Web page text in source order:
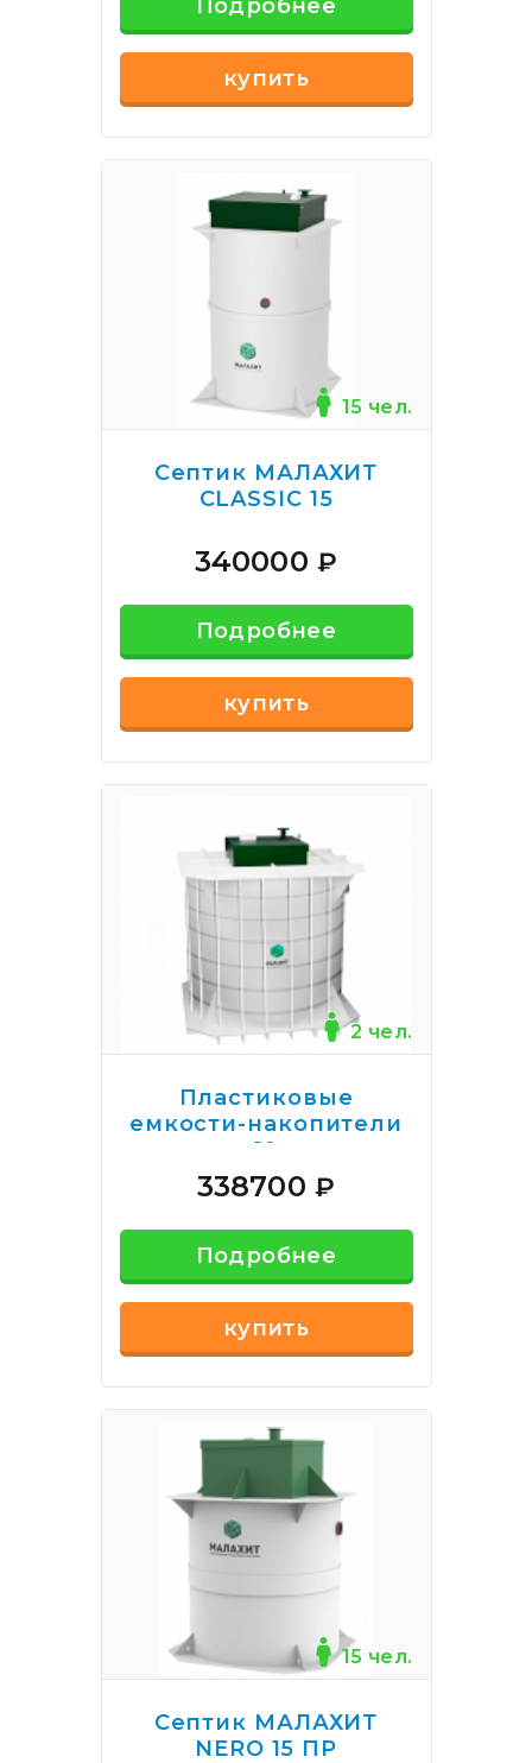
Подробнее
купить
15 чел.
Септик МАЛАХИТ
CLASSIC 15
340000₽
Подробнее
купить
2 чел.
Пластиковые
емкости-накопители
10
338700₽
Подробнее
купить
15 чел.
Септик МАЛАХИТ
NERO 15 ПР